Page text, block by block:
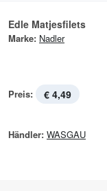
Edle Matjesfilets
Marke: Nadler
Preis: € 4,49
Händler: WASGAU